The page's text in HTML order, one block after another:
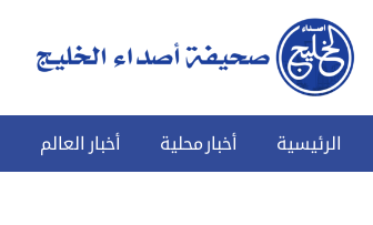
الرئيسية أخبار محلية أخبار العالم